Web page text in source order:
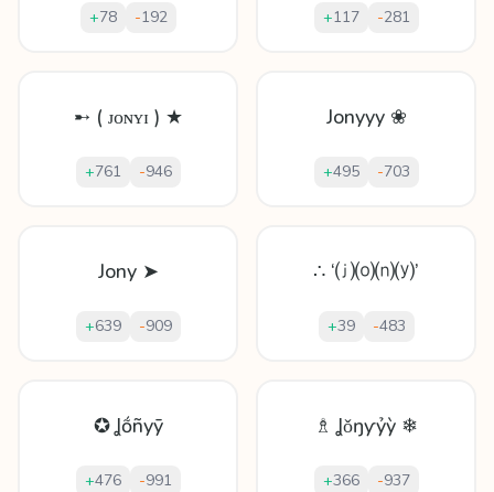
+78 -192 +117 -281
➸ ( ᴊᴏɴʏɪ ) ★
+761 -946
Jonyyy ❀
+495 -703
Jony ➤
+639 -909
∴ ‘⒥⒪⒩⒴’
+39 -483
✪ Ʝṍñyȳ
+476 -991
♗ Ʝǒŋƴỷỳ ❄
+366 -937